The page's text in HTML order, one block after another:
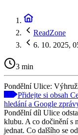
ReadZone
6. 10. 2025,
3 min
Pondělní Ulice:
Přidejte si obsah
hledání a Google
Pondělní díl Ulice
klubu. A co dočinění s
jednat. Co dalšího se